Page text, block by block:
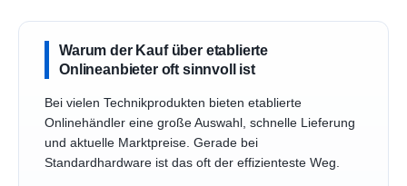
Warum der Kauf über etablierte
Onlineanbieter oft sinnvoll ist
Bei vielen Technikprodukten bieten etablierte
Onlinehändler eine große Auswahl, schnelle Lieferung
und aktuelle Marktpreise. Gerade bei
Standardhardware ist das oft der effizienteste Weg.